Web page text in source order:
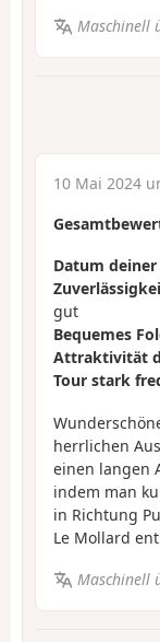
Maschinell
10 Mai 2024
Datum deiner
gut
Bequemes
Attraktivität
Tour stark
herrlichen
einen langen
indem man
in Richtung
Le Mollard
Maschinell